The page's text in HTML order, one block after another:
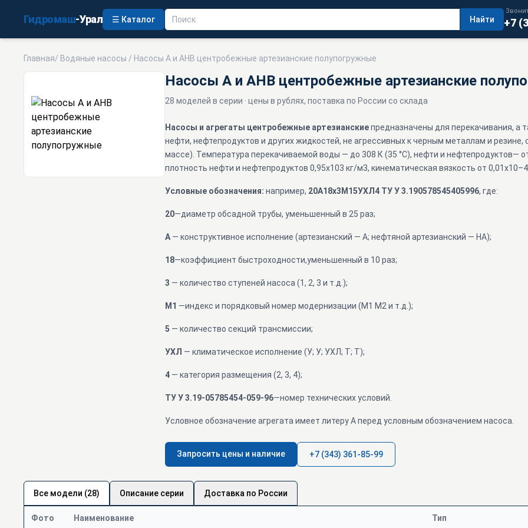
Гидромаш-Урал ☰ Каталог Найти +7
Главная/ Водяные насосы / Насосы А и АНВ центробежные артезианские полупогружные
Насосы А и АНВ центробежные артезианские
28 моделей в серии · цены в рублях, поставка по России со склада
Насосы и агрегаты центробежные артезианскиепредназначены для перекачивания, а
нефти, нефтепродуктов и других жидкостей, не агрессивных к черным металлам и
массе). Температура перекачиваемой воды — до 308 К (35 °С), нефти и нефтепродуктов—
плотность нефти и нефтепродуктов 0,95х103 кг/м3, кинематическая вязкость от
Условные обозначения: например, 20А18х3М15УХЛ4 ТУ У 3.190578545405996, где:
20—диаметр обсадной трубы, уменьшенный в 25 раз;
А — конструктивное исполнение (артезианский — А; нефтяной артезианский — НА);
18—коэффициент быстроходности,уменьшенный в 10 раз;
3 — количество ступеней насоса (1, 2, 3 и т.д.);
М1 —индекс и порядковый номер модернизации (М1 М2 и т.д.);
5 — количество секций трансмиссии;
УХЛ — климатическое исполнение (У; У; УХЛ; Т; Т);
4 — категория размещения (2, 3, 4);
ТУ У 3.19-05785454-059-96—номер технических условий.
Условное обозначение агрегата имеет литеру А перед условным обозначением насоса.
Запросить цены и наличие +7 (343) 361-85-99
Все модели (28) Описание серии Доставка по России
Фото Наименование Тип